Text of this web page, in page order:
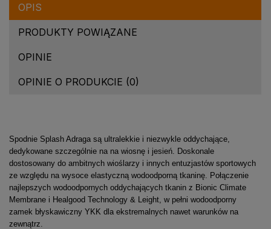
OPIS
PRODUKTY POWIĄZANE
OPINIE
OPINIE O PRODUKCIE (0)
Spodnie Splash Adraga są ultralekkie i niezwykle oddychające,
dedykowane szczególnie na na wiosnę i jesień. Doskonale
dostosowany do ambitnych wioślarzy i innych entuzjastów sportowych
ze względu na wysoce elastyczną wodoodporną tkaninę. Połączenie
najlepszych wodoodpornych oddychających tkanin z Bionic Climate
Membrane i Healgood Technology & Leight, w pełni wodoodporny
zamek błyskawiczny YKK dla ekstremalnych nawet warunków na
zewnątrz.